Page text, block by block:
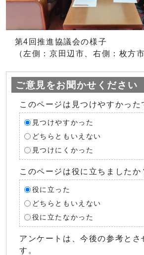
第4回推進協議会の様子
（左側：京田辺市、右側：枚方市
ご意見をお聞かせください
このページは見つけやすかった
見つけやすかった
どちらともいえない
見つけにくかった
このページは役に立ちましたか
役に立った
どちらともいえない
役に立たなかった
アンケートは、今後の参考とさ
す。